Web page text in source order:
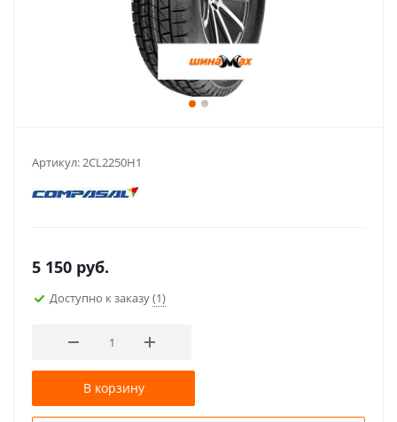
Артикул:2CL2250H1
5 150 руб.
Доступно к заказу(1)
В корзину